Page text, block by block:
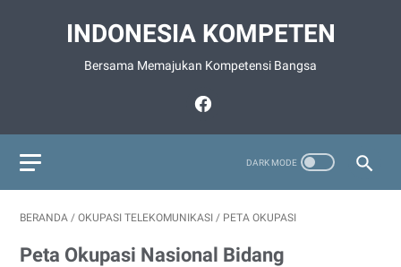
INDONESIA KOMPETEN
Bersama Memajukan Kompetensi Bangsa
BERANDA / OKUPASI TELEKOMUNIKASI / PETA OKUPASI
Peta Okupasi Nasional Bidang